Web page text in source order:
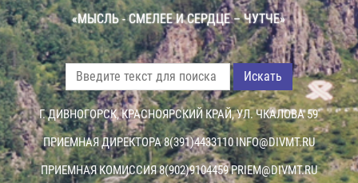
«МЫСЛЬ - СМЕЛЕЕ И СЕРДЦЕ – ЧУТЧЕ»
Искать
Г. ДИВНОГОРСК, КРАСНОЯРСКИЙ КРАЙ, УЛ. ЧКАЛОВА 59
ПРИЕМНАЯ ДИРЕКТОРА 8(391)4433110INFO@DIVMT.RU
ПРИЕМНАЯ КОМИССИЯ 8(902)9104459PRIEM@DIVMT.RU